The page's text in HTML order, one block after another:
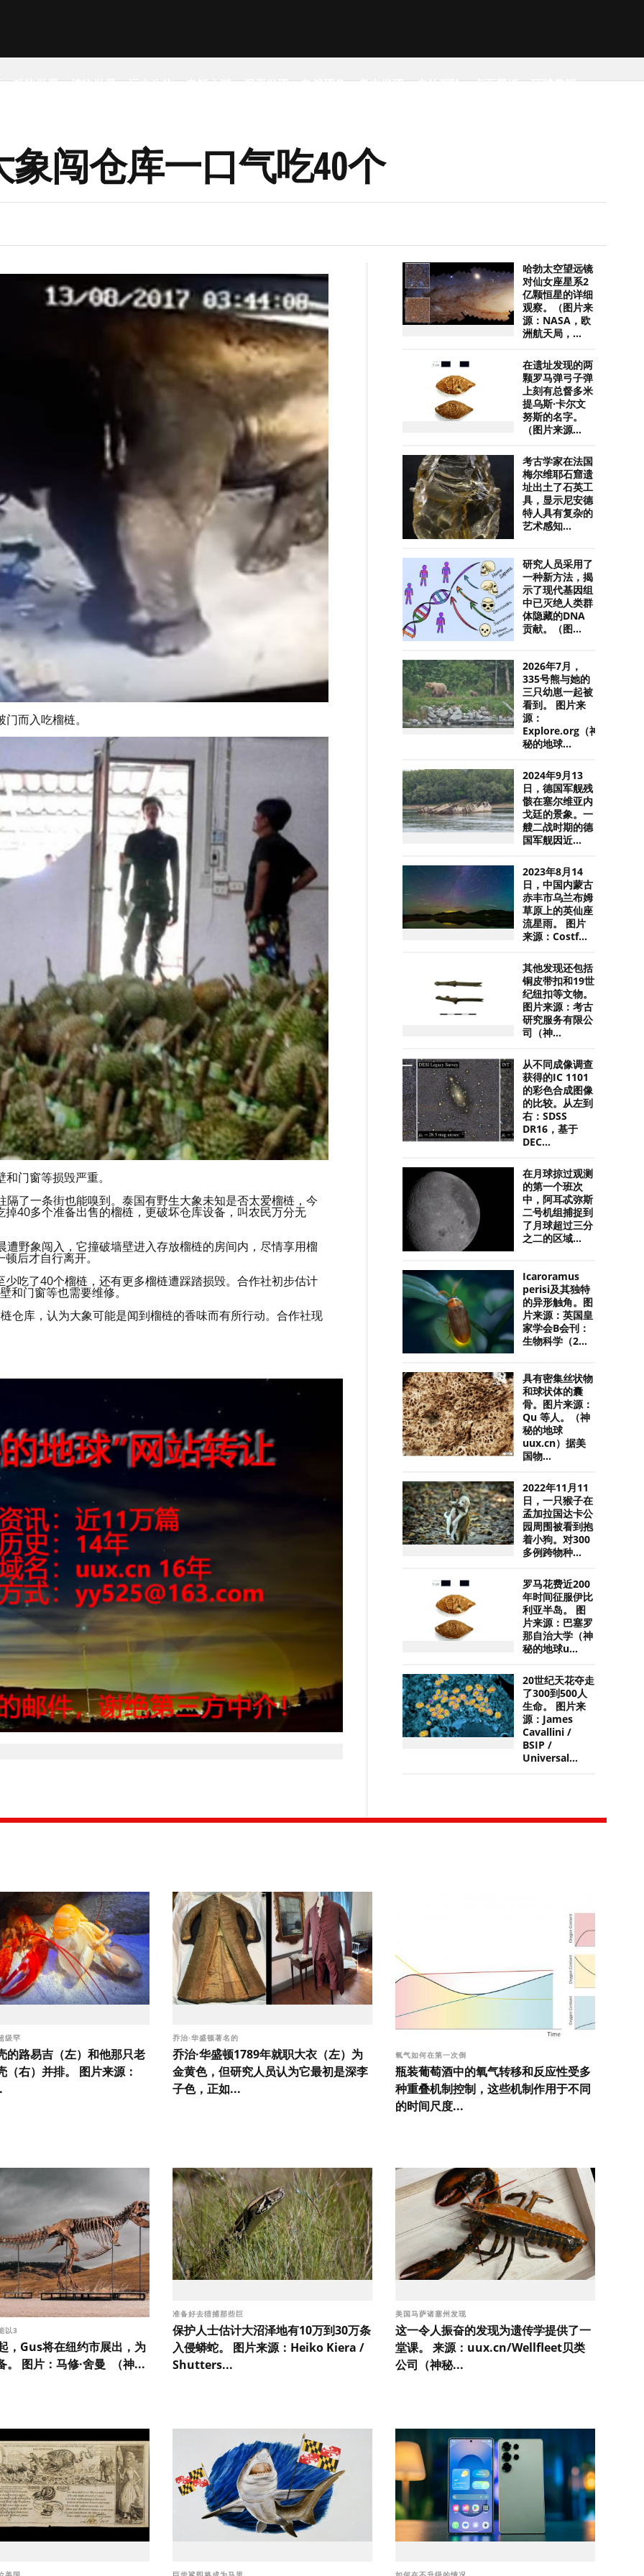
动物世界 植物世界 远古生物 未解之谜 探索发现 自然现象 考古发现 户外探险 桌面壁纸 环球趣闻
闯仓库一口气吃40个
门而入吃榴梿。
门窗等损毁严重。
了一条街也能嗅到。泰国有野生大象未知是否太爱榴梿，今
40多个准备出售的榴梿，更破坏仓库设备，叫农民万分无
野象闯入，它撞破墙壁进入存放榴梿的房间内，尽情享用榴
后才自行离开。
吃了40个榴梿，还有更多榴梿遭踩踏损毁。合作社初步估计
和门窗等也需要维修。
仓库，认为大象可能是闻到榴梿的香味而有所行动。合作社现
哈勃太空望远镜
对仙女座星系2
亿颗恒星的详细
观察。（图片来
源：NASA，欧
洲航天局，...
在遗址发现的两
颗罗马弹弓子弹
上刻有总督多米
提乌斯·卡尔文
努斯的名字。
（图片来源...
考古学家在法国
梅尔维耶石窟遗
址出土了石英工
具，显示尼安德
特人具有复杂的
艺术感知...
研究人员采用了
一种新方法，揭
示了现代基因组
中已灭绝人类群
体隐藏的DNA
贡献。（图...
2026年7月，
335号熊与她的
三只幼崽一起被
看到。 图片来
源：
Explore.org（神
秘的地球...
2024年9月13
日，德国军舰残
骸在塞尔维亚内
戈廷的景象。一
艘二战时期的德
国军舰因近...
2023年8月14
日，中国内蒙古
赤丰市乌兰布姆
草原上的英仙座
流星雨。 图片
来源：Costf...
其他发现还包括
铜皮带扣和19世
纪纽扣等文物。
图片来源：考古
研究服务有限公
司（神...
从不同成像调查
获得的IC 1101
的彩色合成图像
的比较。从左到
右：SDSS
DR16，基于
DEC...
在月球掠过观测
的第一个班次
中，阿耳忒弥斯
二号机组捕捉到
了月球超过三分
之二的区域...
Icaroramus
perisi及其独特
的异形触角。图
片来源：英国皇
家学会B会刊：
生物科学（2...
具有密集丝状物
和球状体的囊
骨。图片来源：
Qu 等人。（神
秘的地球
uux.cn）据美
国物...
2022年11月11
日，一只猴子在
孟加拉国达卡公
园周围被看到抱
着小狗。对300
多例跨物种...
罗马花费近200
年时间征服伊比
利亚半岛。 图
片来源：巴塞罗
那自治大学（神
秘的地球u...
20世纪天花夺走
了300到500人
生命。 图片来
源：James
Cavallini /
BSIP /
Universal...
级罕
的路易吉（左）和他那只老
（右）并排。 图片来源：
乔治·华盛顿著名的
乔治·华盛顿1789年就职大衣（左）为
金黄色，但研究人员认为它最初是深李
子色，正如...
氧气如何在第一次倒
瓶装葡萄酒中的氧气转移和反应性受多
种重叠机制控制，这些机制作用于不同
的时间尺度...
以3
，Gus将在纽约市展出，为
。 图片：马修·舍曼 （神...
准备好去猎捕那些巨
保护人士估计大沼泽地有10万到30万条
入侵蟒蛇。 图片来源：Heiko Kiera /
Shutters...
美国马萨诸塞州发现
这一令人振奋的发现为遗传学提供了一
堂课。 来源：uux.cn/Wellfleet贝类
公司（神秘...